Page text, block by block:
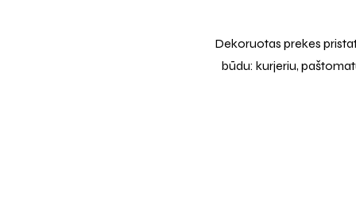
Dekoruotas prekes
būdu: kurjeriu,